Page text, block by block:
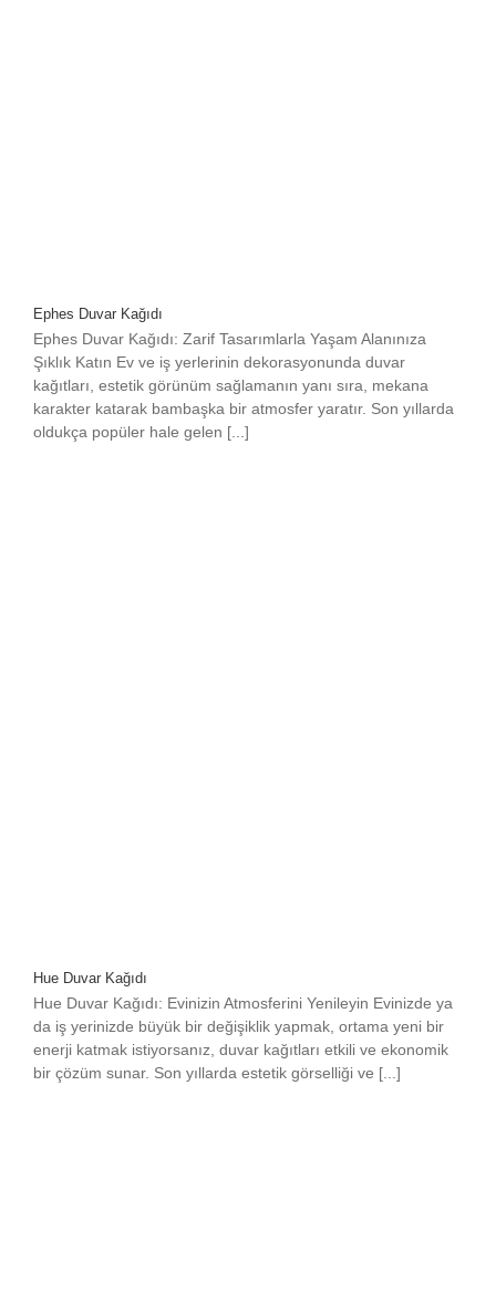
Ephes Duvar Kağıdı
Ephes Duvar Kağıdı: Zarif Tasarımlarla Yaşam Alanınıza
Şıklık Katın Ev ve iş yerlerinin dekorasyonunda duvar
kağıtları, estetik görünüm sağlamanın yanı sıra, mekana
karakter katarak bambaşka bir atmosfer yaratır. Son yıllarda
oldukça popüler hale gelen [...]
Hue Duvar Kağıdı
Hue Duvar Kağıdı: Evinizin Atmosferini Yenileyin Evinizde ya
da iş yerinizde büyük bir değişiklik yapmak, ortama yeni bir
enerji katmak istiyorsanız, duvar kağıtları etkili ve ekonomik
bir çözüm sunar. Son yıllarda estetik görselliği ve [...]